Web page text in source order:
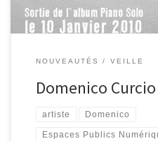
NOUVEAUTÉS VEILLE
Domenico Curcio
artiste Domenico
Espaces Publics